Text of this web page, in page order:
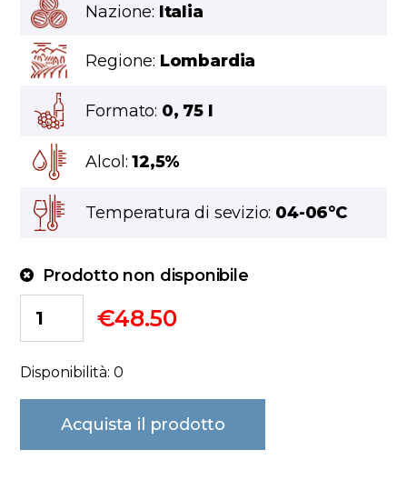
Nazione: Italia
Regione: Lombardia
Formato: 0, 75 l
Alcol:12,5%
Temperatura di sevizio: 04-06°C
Prodotto non disponibile
€48.50
Disponibilità: 0
Acquista il prodotto